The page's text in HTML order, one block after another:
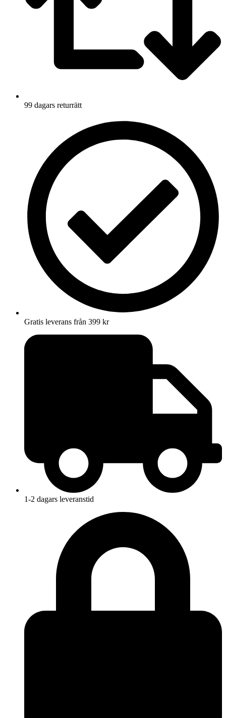
99 dagars returrätt
Gratis leverans från 399 kr
1-2 dagars leveranstid